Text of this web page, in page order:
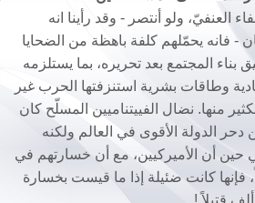
العنفيّ، ولو أنتصر - وقد رأينا انه
- فانه يحمّلهم كلفة باهظة من الضحايا
بناء المجتمع بعد تحريره، بما يستلزمه
وطاقات بشرية استنزفتها الحرب غير
منها. نضال الفييتناميين المسلّح كان
الدولة الأقوى في العالم ولكنه
! في حين أن الأميركيين، مع أن خسارتهم في
فإنها كانت ضئيلة إذا ما قيست بخسارة